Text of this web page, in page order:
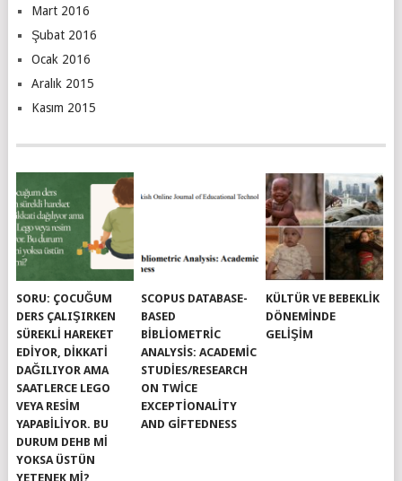
Mart 2016
Şubat 2016
Ocak 2016
Aralık 2015
Kasım 2015
SORU: ÇOCUĞUM
DERS ÇALIŞIRKEN
SÜREKLI HAREKET
EDIYOR, DIKKATI
DAĞILIYOR AMA
SAATLERCE LEGO
VEYA RESIM
YAPABILIYOR. BU
DURUM DEHB MI
YOKSA ÜSTÜN
YETENEK MI?
SCOPUS DATABASE-
BASED
BIBLIOMETRIC
ANALYSIS: ACADEMIC
STUDIES/RESEARCH
ON TWICE
EXCEPTIONALITY
AND GIFTEDNESS
KÜLTÜR VE BEBEKLIK
DÖNEMINDE
GELIŞIM